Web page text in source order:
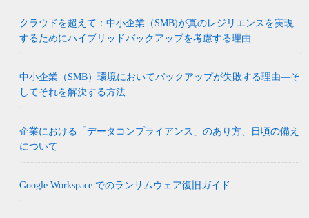
クラウドを超えて：中小企業（SMB)が真のレジリエンスを実現
するためにハイブリッドバックアップを考慮する理由
中小企業（SMB）環境においてバックアップが失敗する理由―そ
してそれを解決する方法
企業における「データコンプライアンス」のあり方、日頃の備え
について
Google Workspace でのランサムウェア復旧ガイド